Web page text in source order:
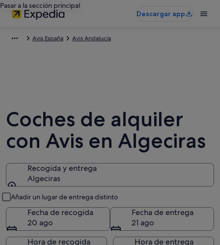
Pasar a la sección principal
Descargar app
Avis España Avis Andalucía
Coches de alquiler
con Avis en Algeciras
Recogida y entrega
Algeciras
Añadir un lugar de entrega distinto
Fecha de recogida
20 ago
Fecha de entrega
21 ago
Hora de recogida
Hora de entrega